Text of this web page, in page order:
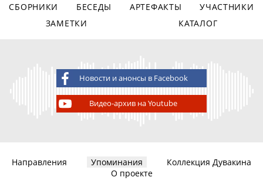
СБОРНИКИ БЕСЕДЫ АРТЕФАКТЫ
УЧАСТНИКИ
ЗАМЕТКИ
КАТАЛОГ
Новости и анонсы в Facebook
Видео-архив на Youtube
Направления Упоминания
Коллекция Дувакина
О проекте